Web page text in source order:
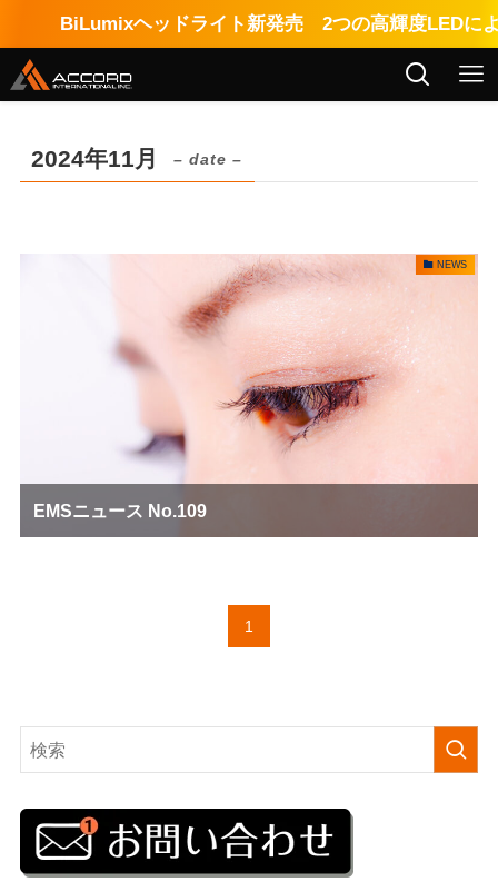
BiLumixヘッドライト新発売 2つの高輝度LEDによる
2024年11月 – date –
NEWS
EMSニュース No.109
1